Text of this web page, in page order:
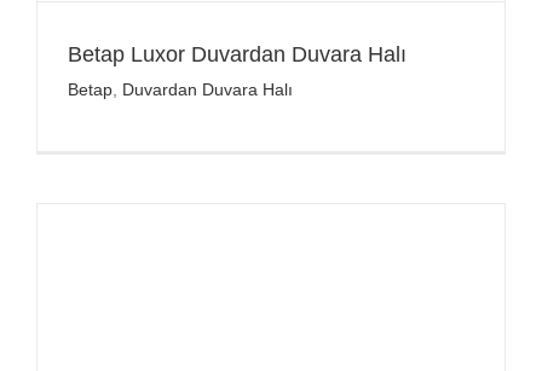
Betap Luxor Duvardan Duvara Halı
Betap, Duvardan Duvara Halı